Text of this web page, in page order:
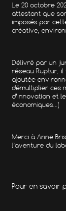
Le 20 octobre
attestant que
imposés par
créative,
Délivré par un
réseau Ruptur,
ajoutée
démultiplier ces
d’innovation et
économiques…)
Merci à Anne
l’aventure du
Pour en savoir